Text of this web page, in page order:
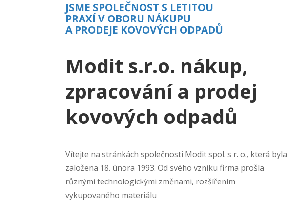
JSME SPOLEČNOST S LETITOU
PRAXÍ V OBORU NÁKUPU
A PRODEJE KOVOVÝCH ODPADŮ
Modit s.r.o. nákup,
zpracování a prodej
kovových odpadů
Vítejte na stránkách společnosti Modit spol. s r. o., která byla
založena 18. února 1993. Od svého vzniku firma prošla
různými technologickými změnami, rozšířením
vykupovaného materiálu